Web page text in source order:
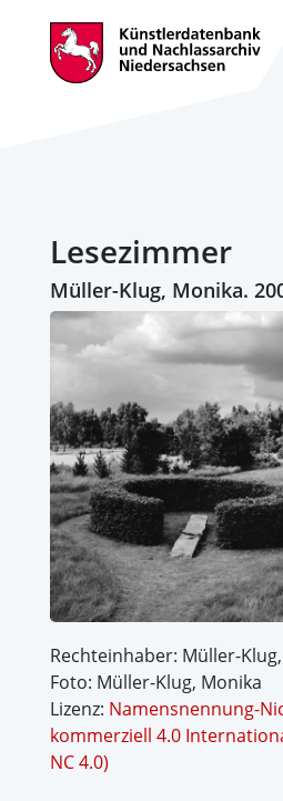
Lesezimmer
Müller-Klug, Monika.
Rechteinhaber: Müller-
Foto: Müller-Klug, Monika
Lizenz: Namensnennung-
kommerziell 4.0
NC 4.0)